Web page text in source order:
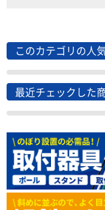
このカテゴリの人
最近チェックした